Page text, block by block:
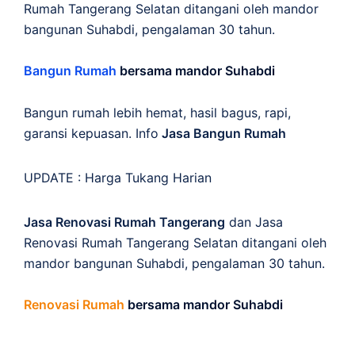
Rumah Tangerang Selatan ditangani oleh mandor
bangunan Suhabdi, pengalaman 30 tahun.
Bangun Rumah bersama mandor Suhabdi
Bangun rumah lebih hemat, hasil bagus, rapi,
garansi kepuasan. Info Jasa Bangun Rumah
UPDATE : Harga Tukang Harian
Jasa Renovasi Rumah Tangerang dan Jasa
Renovasi Rumah Tangerang Selatan ditangani oleh
mandor bangunan Suhabdi, pengalaman 30 tahun.
Renovasi Rumah bersama mandor Suhabdi